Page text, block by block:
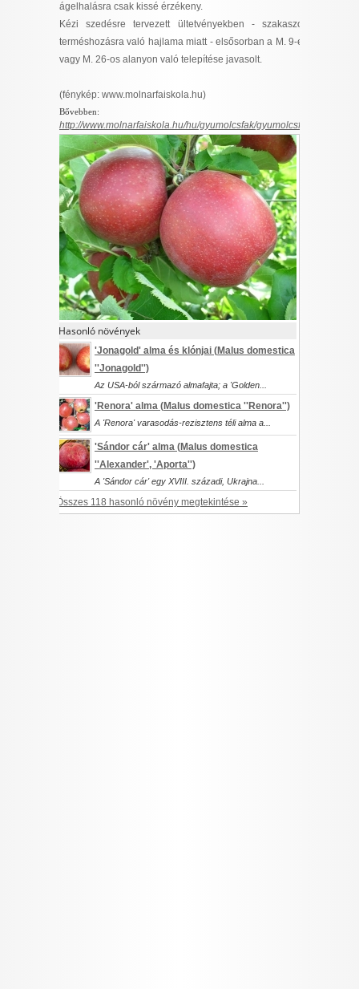
ágelhalásra csak kissé érzékeny.
Kézi szedésre tervezett ültetvényekben - szakaszos
terméshozásra való hajlama miatt - elsősorban a M. 9-es
vagy M. 26-os alanyon való telepítése javasolt.
(fénykép: www.molnarfaiskola.hu)
Bővebben:
http://www.molnarfaiskola.hu/hu/gyumolcsfak/gyumolcsfak/almafa/
Hasonló növények
'Jonagold' alma és klónjai (Malus domestica
''Jonagold'')
Az USA-ból származó almafajta; a 'Golden...
'Renora' alma (Malus domestica ''Renora'')
A 'Renora' varasodás-rezisztens téli alma a...
'Sándor cár' alma (Malus domestica
''Alexander', 'Aporta'')
A 'Sándor cár' egy XVIII. századi, Ukrajna...
Összes 118 hasonló növény megtekintése »